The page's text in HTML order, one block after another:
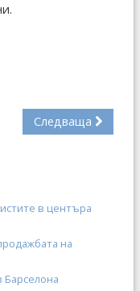
Следваща
в центъра
на
Барселона